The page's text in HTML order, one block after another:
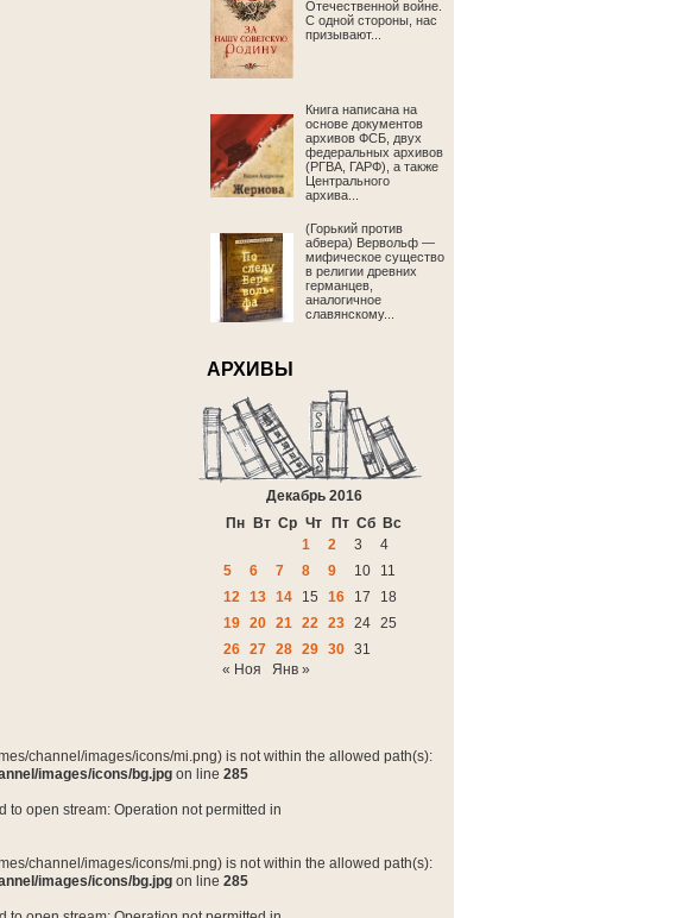
Отечественной войне.
С одной стороны, нас
призывают...
Книга написана на
основе документов
архивов ФСБ, двух
федеральных архивов
(РГВА, ГАРФ), а также
Центрального
архива...
(Горький против
абвера) Вервольф —
мифическое существо
в религии древних
германцев,
аналогичное
славянскому...
АРХИВЫ
Декабрь 2016
Пн
Вт Ср Чт Пт Сб Вс
1
2 3
4
5
6 7 8 9 10
11
12 13 14 15 16 17
18
19 20 21 22 23 24 25
26 27 28 29 30 31
« Ноя
Янв »
channel/images/icons/mi.png) is not within the allowed path(s):
images/icons/bg.jpg on line 285
to open stream: Operation not permitted in
channel/images/icons/mi.png) is not within the allowed path(s):
images/icons/bg.jpg on line 285